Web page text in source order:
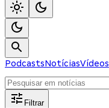
PodcastsNotíciasVídeos
Filtrar